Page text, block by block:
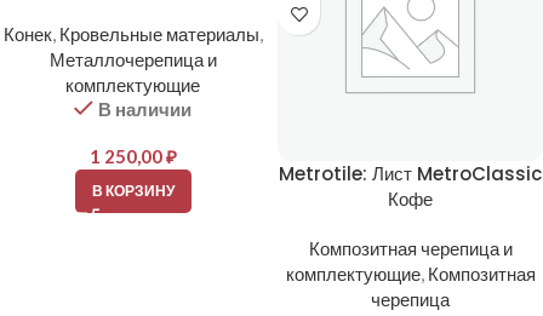
Конек, Кровельные материалы,
Металлочерепица и
комплектующие
В наличии
1 250,00₽
В КОРЗИНУ
Metrotile: Лист MetroClassic
Кофе
Композитная черепица и
комплектующие, Композитная
черепица